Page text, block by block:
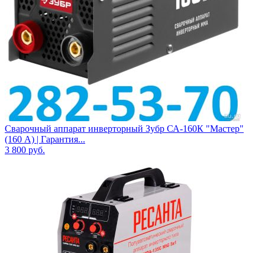
Сварочный аппарат инверторный Зубр СА-160К "Мастер"
(160 А) | Гарантия...
3 800 руб.